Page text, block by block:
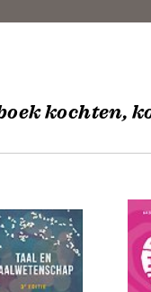
kochten,